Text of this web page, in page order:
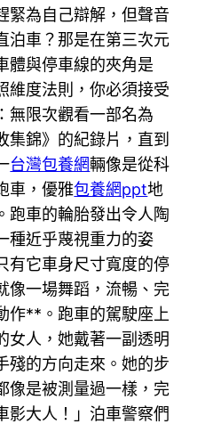
緊為自己辯解，但聲音
泊車？那是在第三次元
體與停車線的夾角是
度法則，你必須接受
無限次觀看一部名為
錦》的紀錄片，直到
台灣包養網輛像是從科
車，優雅包養網ppt地
跑車的輪胎發出令人陶
種近乎蔑視重力的姿
有它車身尺寸寬度的停
像一場舞蹈，流暢、完
作**。跑車的駕駛座上
女人，她戴著一副透明
殘的方向走來。她的步
像是被測量過一樣，完
影大人！」泊車警察們